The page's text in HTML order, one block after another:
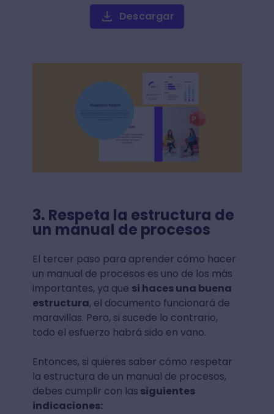
Descargar
3. Respeta la estructura de
un manual de procesos
El tercer paso para aprender cómo hacer
un manual de procesos es uno de los más
importantes, ya que si haces una buena
estructura, el documento funcionará de
maravillas. Pero, si sucede lo contrario,
todo el esfuerzo habrá sido en vano.
Entonces, si quieres saber cómo respetar
la estructura de un manual de procesos,
debes cumplir con las siguientes
indicaciones: